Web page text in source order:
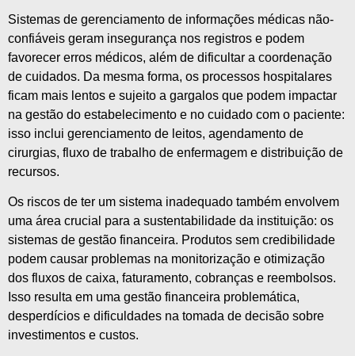
Sistemas de gerenciamento de informações médicas não-
confiáveis geram insegurança nos registros e podem
favorecer erros médicos, além de dificultar a coordenação
de cuidados. Da mesma forma, os processos hospitalares
ficam mais lentos e sujeito a gargalos que podem impactar
na gestão do estabelecimento e no cuidado com o paciente:
isso inclui gerenciamento de leitos, agendamento de
cirurgias, fluxo de trabalho de enfermagem e distribuição de
recursos.
Os riscos de ter um sistema inadequado também envolvem
uma área crucial para a sustentabilidade da instituição: os
sistemas de gestão financeira. Produtos sem credibilidade
podem causar problemas na monitorização e otimização
dos fluxos de caixa, faturamento, cobranças e reembolsos.
Isso resulta em uma gestão financeira problemática,
desperdícios e dificuldades na tomada de decisão sobre
investimentos e custos.